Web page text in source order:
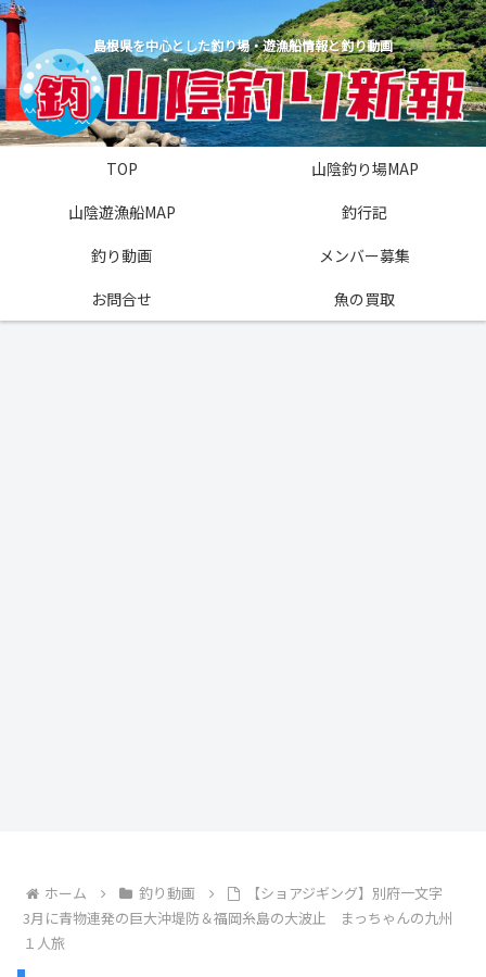
島根県を中心とした釣り場・遊漁船情報と釣り動画
TOP
山陰釣り場MAP
山陰遊漁船MAP
釣行記
釣り動画
メンバー募集
お問合せ
魚の買取
ホーム 釣り動画
【ショアジギング】別府一文字
3月に青物連発の巨大沖堤防＆福岡糸島の大波止 まっちゃんの九州
１人旅